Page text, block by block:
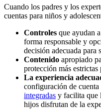
Cuando los padres y los
cuentas para niños y
Controles que ayudan
forma responsable y
decisión adecuada para
Contenido apropiado
protección más estrictas
La experiencia
configuración de
integradas y facilita que
hijos disfrutan de la